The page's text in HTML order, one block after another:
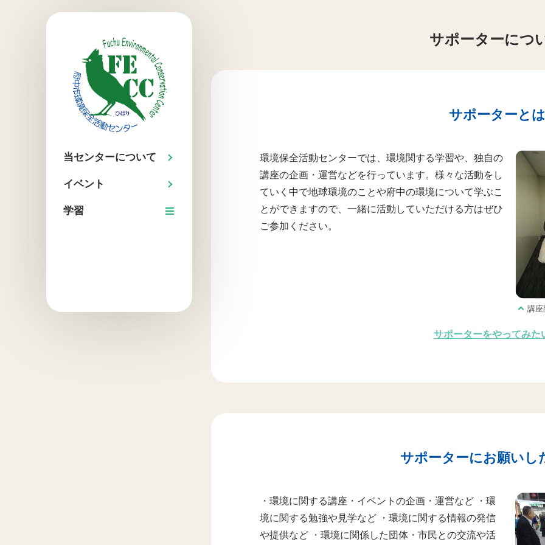
当センターについて
イベント
学習
サポーターにつ
サポーターとは
環境保全活動センターでは、環境関する学習や、独自の
講座の企画・運営などを行っています。様々な活動をし
ていく中で地球環境のことや府中の環境について学ぶこ
とができますので、一緒に活動していただける方はぜひ
ご参加ください。
講座
サポーターをやってみた
サポーターにお願いし
・環境に関する講座・イベントの企画・運営など ・環
境に関する勉強や見学など ・環境に関する情報の発信
や提供など ・環境に関係した団体・市民との交流や活